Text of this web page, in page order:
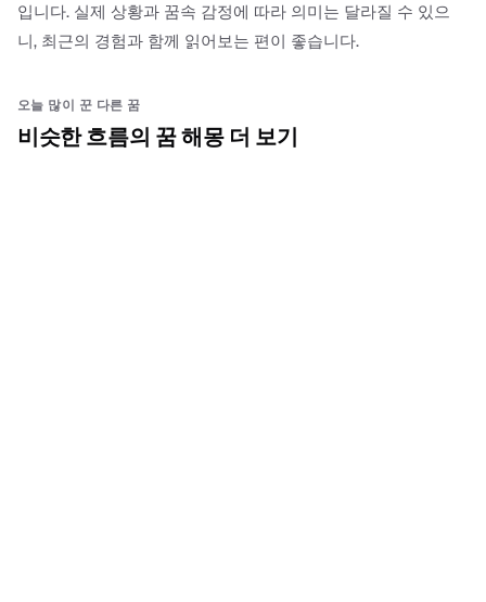
입니다. 실제 상황과 꿈속 감정에 따라 의미는 달라질 수 있으
니, 최근의 경험과 함께 읽어보는 편이 좋습니다.
오늘 많이 꾼 다른 꿈
비슷한 흐름의 꿈 해몽 더 보기